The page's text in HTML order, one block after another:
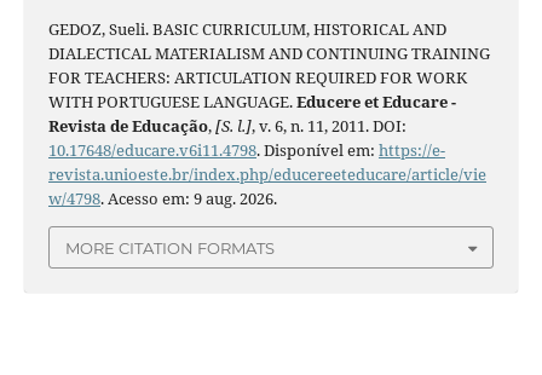
GEDOZ, Sueli. BASIC CURRICULUM, HISTORICAL AND
DIALECTICAL MATERIALISM AND CONTINUING TRAINING
FOR TEACHERS: ARTICULATION REQUIRED FOR WORK
WITH PORTUGUESE LANGUAGE.Educere et Educare -
Revista de Educação,[S. l.], v. 6, n. 11, 2011. DOI:
10.17648/educare.v6i11.4798. Disponível em: https://e-
revista.unioeste.br/index.php/educereeteducare/article/vie
w/4798. Acesso em: 9 aug. 2026.
MORE CITATION FORMATS